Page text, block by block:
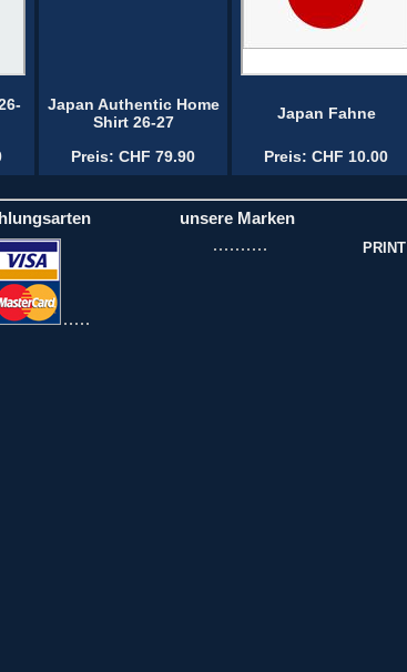
Japan Authentic Home
Shirt 26-27
Preis: CHF 79.90
Japan Fahne
Preis: CHF 10.00
unsere Marken
PRINT